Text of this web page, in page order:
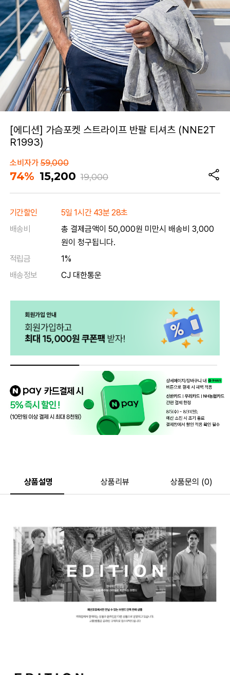
[에디션] 가슴포켓 스트라이프 반팔 티셔츠 (NNE2T
R1993)
소비자가59,000
74% 15,200 19,000
기간할인
5일 1시간 43분 28초
배송비
총 결제금액이 50,000원 미만시 배송비 3,000
원이 청구됩니다.
적립금
1%
배송정보
CJ 대한통운
상품설명 상품리뷰 상품문의 (0)